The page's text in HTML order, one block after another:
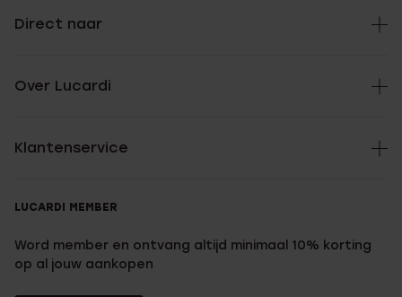
Direct naar
Over Lucardi
Klantenservice
LUCARDI MEMBER
Word member en ontvang altijd minimaal 10% korting
op al jouw aankopen